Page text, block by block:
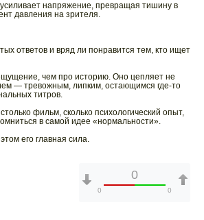
напряжение, превращая тишину в
давления на зрителя.
ответов и вряд ли понравится тем, кто ищет
чем про историю. Оно цепляет не
— тревожным, липким, остающимся где-то
титров.
фильм, сколько психологический опыт,
в самой идее «нормальности».
его главная сила.
0
0 0